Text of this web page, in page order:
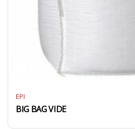
EPI
BIG BAG VIDE